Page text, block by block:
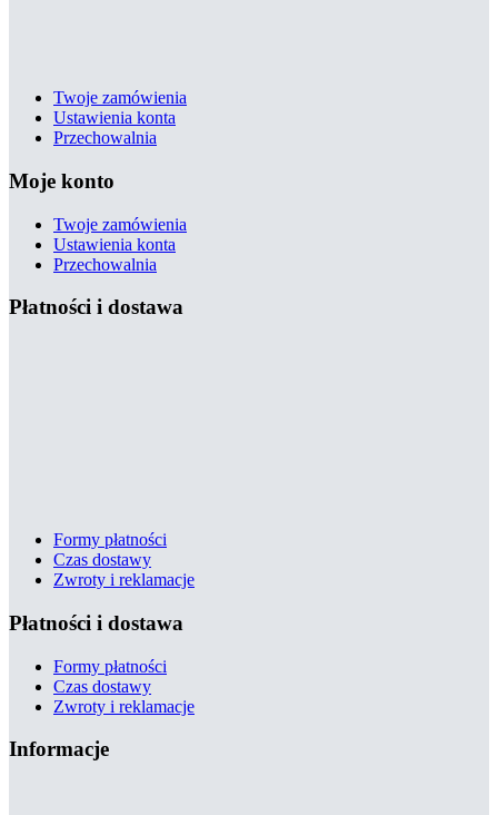
Twoje zamówienia
Ustawienia konta
Przechowalnia
Moje konto
Twoje zamówienia
Ustawienia konta
Przechowalnia
Płatności i dostawa
Formy płatności
Czas dostawy
Zwroty i reklamacje
Płatności i dostawa
Formy płatności
Czas dostawy
Zwroty i reklamacje
Informacje